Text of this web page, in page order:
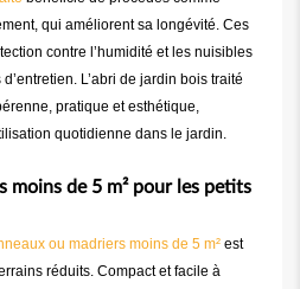
qui améliorent sa longévité. Ces
contre l’humidité et les nuisibles
L’abri de jardin bois traité
pratique et esthétique,
quotidienne dans le jardin.
moins de 5 m² pour les petits
ou madriers moins de 5 m² est
réduits. Compact et facile à